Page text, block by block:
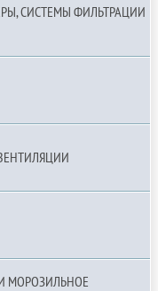
СИСТЕМЫ ФИЛЬТРАЦИИ
МОРОЗИЛЬНОЕ